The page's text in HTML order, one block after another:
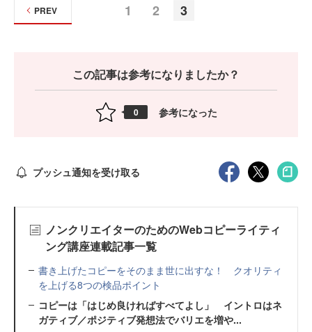
1 2 3
PREV
この記事は参考になりましたか？
0 参考になった
プッシュ通知を受け取る
ノンクリエイターのためのWebコピーライティ
ング講座連載記事一覧
書き上げたコピーをそのまま世に出すな！ クオリティ
を上げる8つの検品ポイント
コピーは「はじめ良ければすべてよし」 イントロはネ
ガティブ／ポジティブ発想法でバリエを増や...